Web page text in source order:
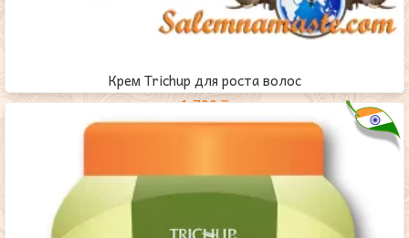
Крем Trichup для роста волос
1,700₸